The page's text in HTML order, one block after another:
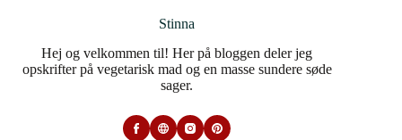
Stinna
Hej og velkommen til! Her på bloggen deler jeg
opskrifter på vegetarisk mad og en masse sundere søde
sager.